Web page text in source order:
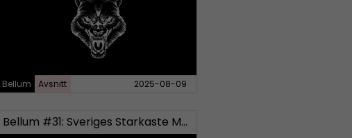
Bellum Avsnitt 2025-08-09
Bellum #31: Sveriges Starkaste Man och Tyson vs Paul